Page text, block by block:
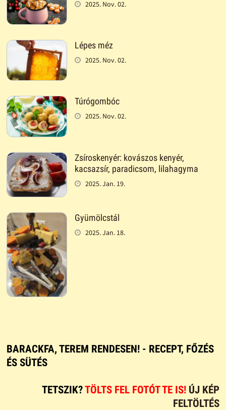
2025. Nov. 02.
Lépes méz
2025. Nov. 02.
Túrógombóc
2025. Nov. 02.
Zsíroskenyér: kovászos kenyér,
kacsazsír, paradicsom, lilahagyma
2025. Jan. 19.
Gyümölcstál
2025. Jan. 18.
BARACKFA, TEREM RENDESEN! - RECEPT, FŐZÉS
ÉS SÜTÉS
TETSZIK?TÖLTS FEL FOTÓT TE IS! ÚJ KÉP
FELTÖLTÉS